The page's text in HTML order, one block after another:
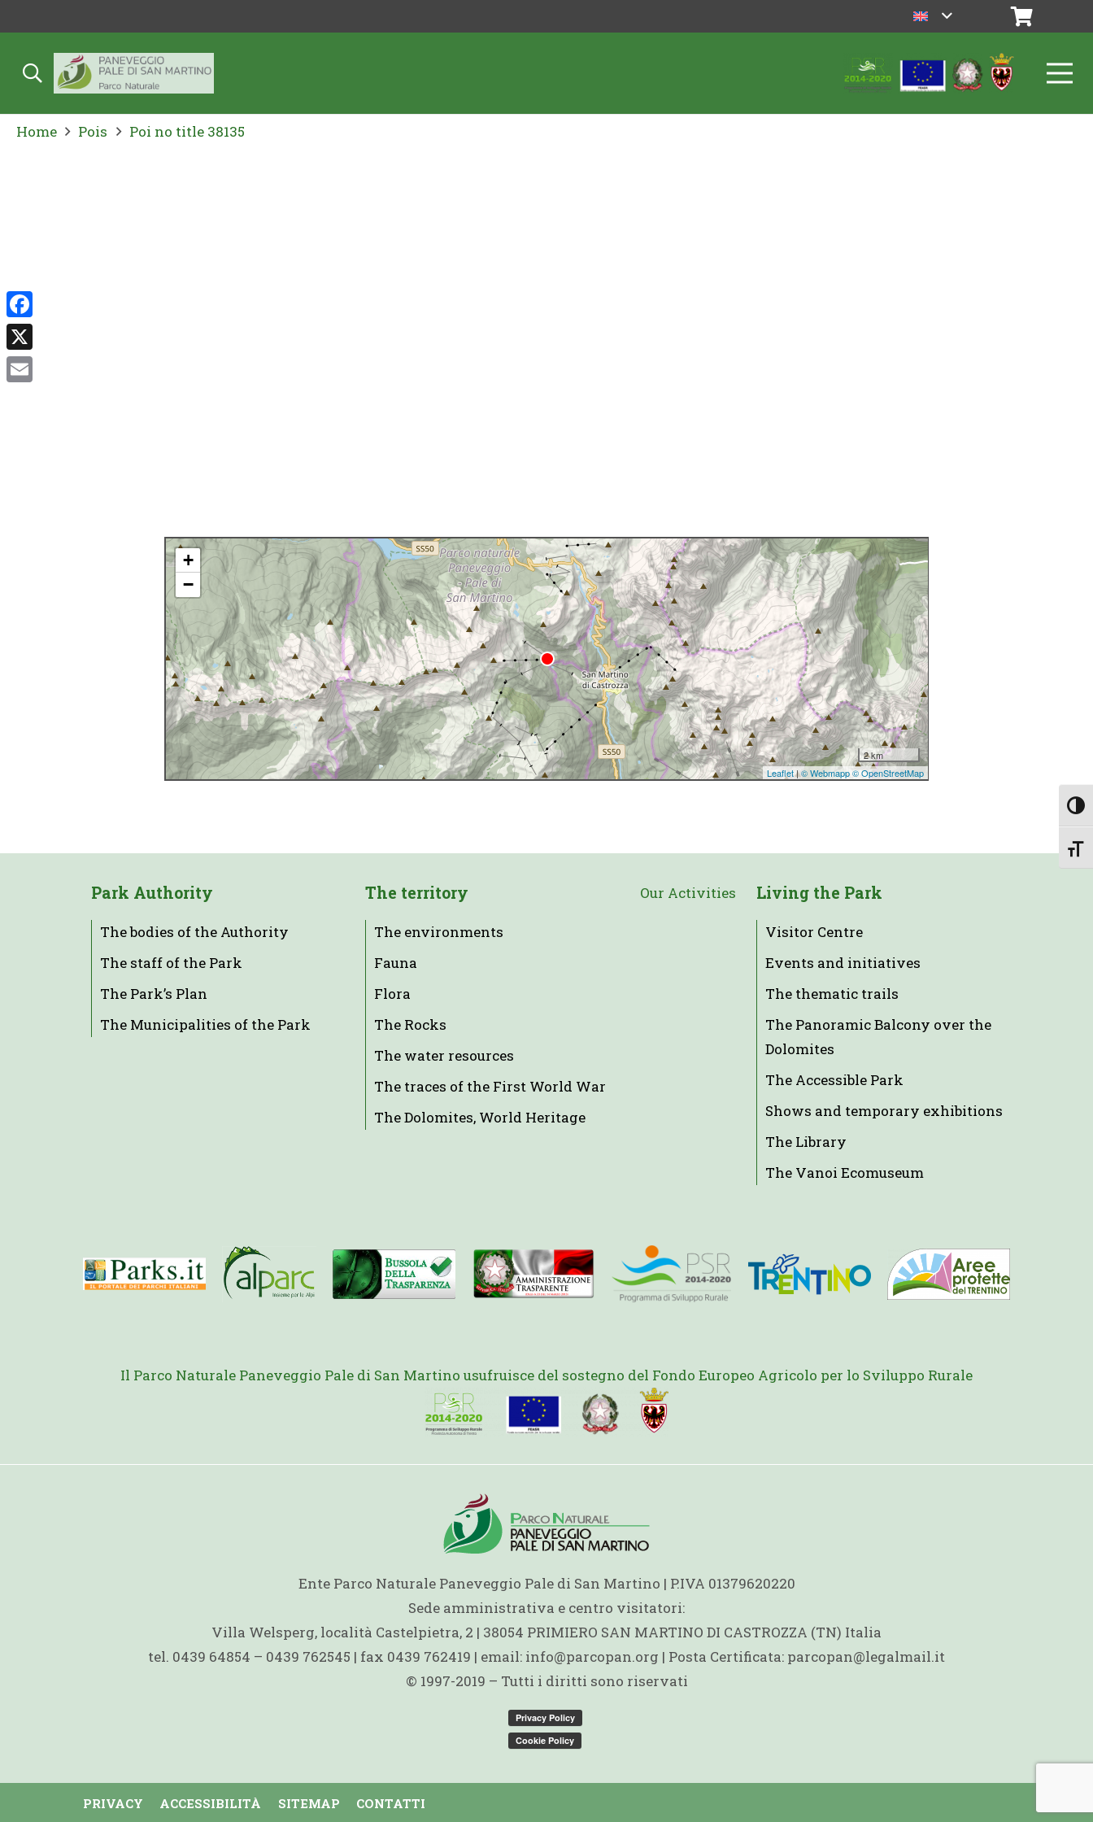
Home Pois Poi no title 38135
Park Authority
The bodies of the Authority
The staff of the Park
The Park’s Plan
The Municipalities of the Park
The territory
The environments
Fauna
Flora
The Rocks
The water resources
The traces of the First World War
The Dolomites, World Heritage
Our Activities Living the Park
Visitor Centre
Events and initiatives
The thematic trails
The Panoramic Balcony over the
Dolomites
The Accessible Park
Shows and temporary exhibitions
The Library
The Vanoi Ecomuseum
Il Parco Naturale Paneveggio Pale di San Martino usufruisce del sostegno del Fondo Europeo Agricolo per lo Sviluppo Rurale
Ente Parco Naturale Paneveggio Pale di San Martino | P.IVA 01379620220
Sede amministrativa e centro visitatori:
Villa Welsperg, località Castelpietra, 2 | 38054 PRIMIERO SAN MARTINO DI CASTROZZA (TN) Italia
tel. 0439 64854 – 0439 762545 | fax 0439 762419 | email: info@parcopan.org | Posta Certificata: parcopan@legalmail.it
© 1997-2019 – Tutti i diritti sono riservati
PRIVACY ACCESSIBILITÀ SITEMAP CONTATTI
Facebook
X